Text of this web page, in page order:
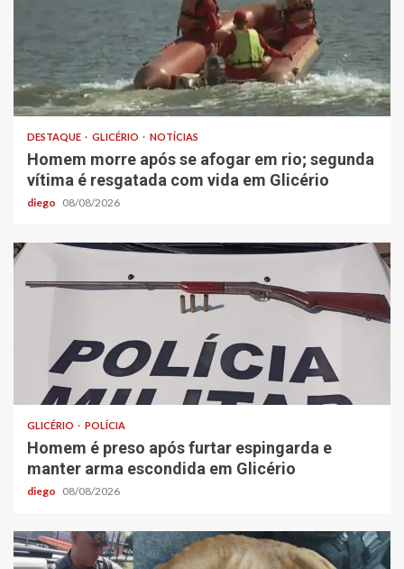
DESTAQUE GLICÉRIO NOTÍCIAS
Homem morre após se afogar em rio; segunda
vítima é resgatada com vida em Glicério
diego 08/08/2026
GLICÉRIO POLÍCIA
Homem é preso após furtar espingarda e
manter arma escondida em Glicério
diego 08/08/2026